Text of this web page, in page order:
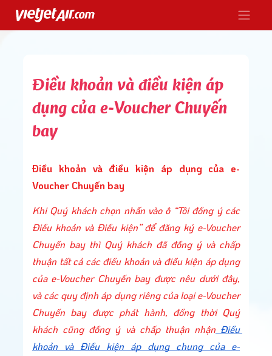
Điều khoản và điều kiện áp
dụng của e-Voucher Chuyến
bay
Điều khoản và điều kiện áp dụng của e-
Voucher Chuyến bay
Khi Quý khách chọn nhấn vào ô “Tôi đồng ý các
Điều khoản và Điều kiện” để đăng ký e-Voucher
Chuyến bay thì Quý khách đã đồng ý và chấp
thuận tất cả các điều khoản và điều kiện áp dụng
của e-Voucher Chuyến bay được nêu dưới đây,
và các quy định áp dụng riêng của loại e-Voucher
Chuyến bay được phát hành, đồng thời Quý
khách cũng đồng ý và chấp thuận nhận Điều
khoản và Điều kiện áp dụng chung của e-